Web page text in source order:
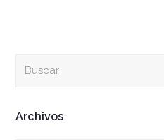
Archivos